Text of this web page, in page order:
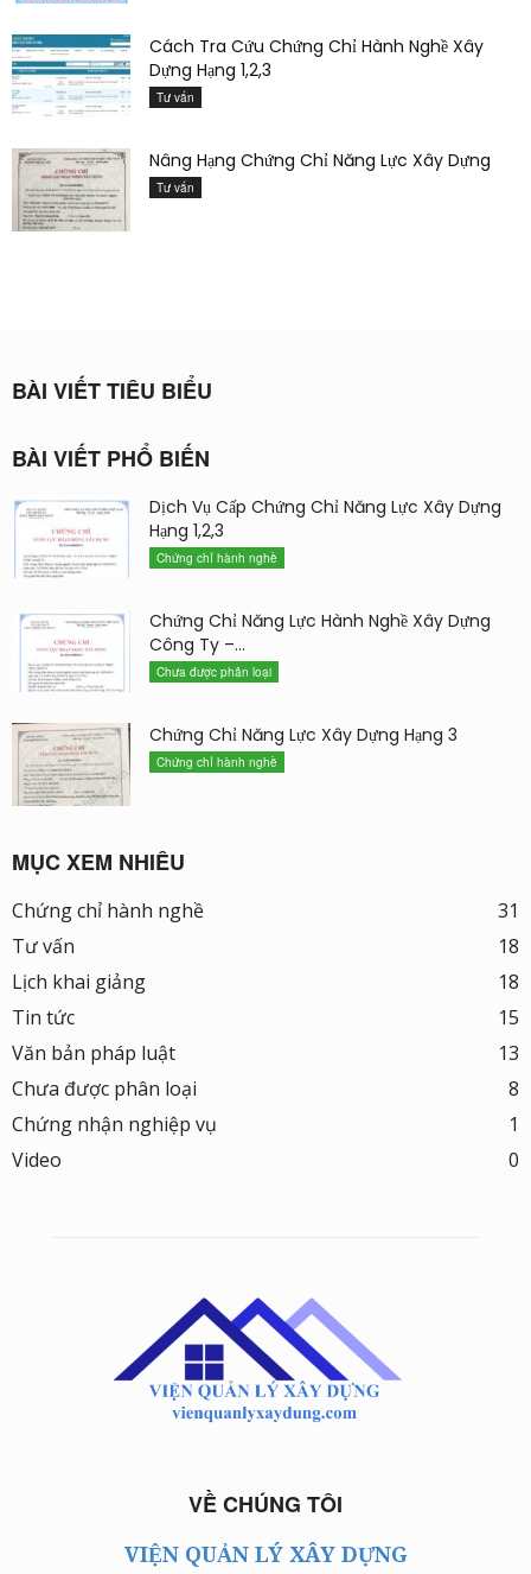
Cách Tra Cứu Chứng Chỉ Hành Nghề Xây
Dựng Hạng 1,2,3
Tư vấn
Nâng Hạng Chứng Chỉ Năng Lực Xây Dựng
Tư vấn
BÀI VIẾT TIÊU BIỂU
BÀI VIẾT PHỔ BIẾN
Dịch Vụ Cấp Chứng Chỉ Năng Lực Xây Dựng
Hạng 1,2,3
Chứng chỉ hành nghề
Chứng Chỉ Năng Lực Hành Nghề Xây Dựng
Công Ty –...
Chưa được phân loại
Chứng Chỉ Năng Lực Xây Dựng Hạng 3
Chứng chỉ hành nghề
MỤC XEM NHIỀU
Chứng chỉ hành nghề
31
Tư vấn
18
Lịch khai giảng
18
Tin tức
15
Văn bản pháp luật
13
Chưa được phân loại
8
Chứng nhận nghiệp vụ
1
Video
0
VỀ CHÚNG TÔI
VIỆN QUẢN LÝ XÂY DỰNG